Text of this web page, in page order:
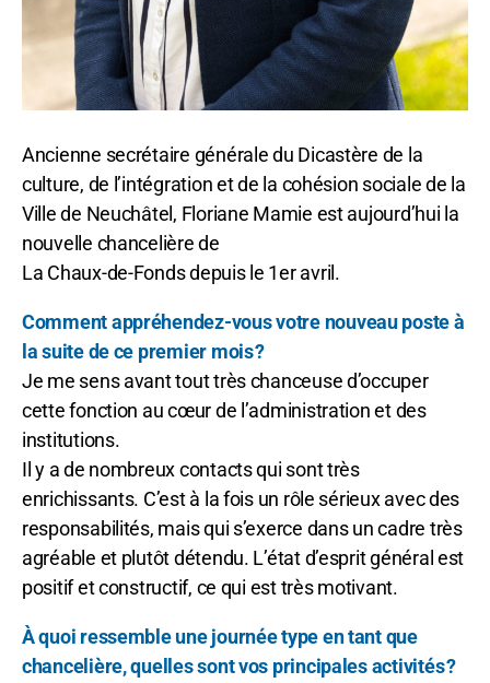
Ancienne secrétaire générale du Dicastère de la
culture, de l’intégration et de la cohésion sociale de la
Ville de Neuchâtel, Floriane Mamie est aujourd’hui la
nouvelle chancelière de
La Chaux-de-Fonds depuis le 1er avril.
Comment appréhendez-vous votre nouveau poste à
la suite de ce premier mois ?
Je me sens avant tout très chanceuse d’occuper
cette fonction au cœur de l’administration et des
institutions.
Il y a de nombreux contacts qui sont très
enrichissants. C’est à la fois un rôle sérieux avec des
responsabilités, mais qui s’exerce dans un cadre très
agréable et plutôt détendu. L’état d’esprit général est
positif et constructif, ce qui est très motivant.
À quoi ressemble une journée type en tant que
chancelière, quelles sont vos principales activités ?